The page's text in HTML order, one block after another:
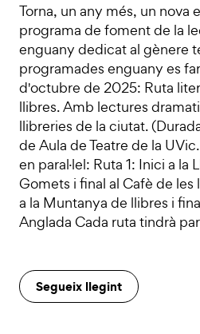
Torna, un any més, un nova
programa de foment de la
enguany dedicat al gènere
programades enguany es
d'octubre de 2025: Ruta
llibres. Amb lectures
llibreries de la ciutat.
de Aula de Teatre de la
en paral·lel: Ruta 1: Inici a la
Gomets i final al Cafè de les
a la Muntanya de llibres i
Anglada Cada ruta tindrà
Segueix llegint